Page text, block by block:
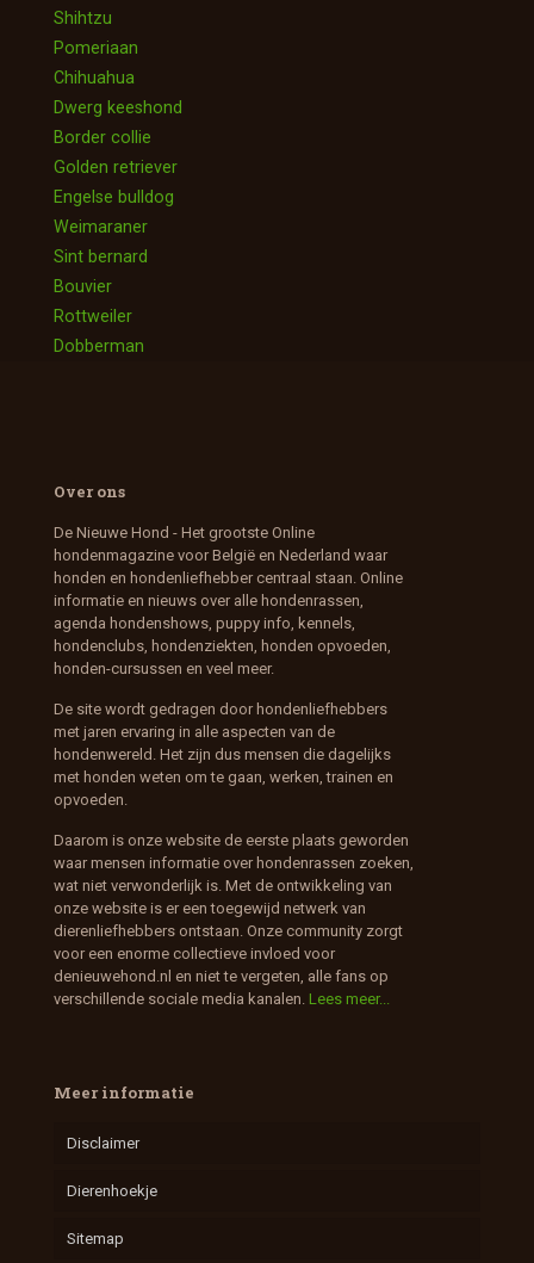
Shihtzu
Pomeriaan
Chihuahua
Dwerg keeshond
Border collie
Golden retriever
Engelse bulldog
Weimaraner
Sint bernard
Bouvier
Rottweiler
Dobberman
Over ons
De Nieuwe Hond - Het grootste Online
hondenmagazine voor België en Nederland waar
honden en hondenliefhebber centraal staan. Online
informatie en nieuws over alle hondenrassen,
agenda hondenshows, puppy info, kennels,
hondenclubs, hondenziekten, honden opvoeden,
honden-cursussen en veel meer.
De site wordt gedragen door hondenliefhebbers
met jaren ervaring in alle aspecten van de
hondenwereld. Het zijn dus mensen die dagelijks
met honden weten om te gaan, werken, trainen en
opvoeden.
Daarom is onze website de eerste plaats geworden
waar mensen informatie over hondenrassen zoeken,
wat niet verwonderlijk is. Met de ontwikkeling van
onze website is er een toegewijd netwerk van
dierenliefhebbers ontstaan. Onze community zorgt
voor een enorme collectieve invloed voor
denieuwehond.nl en niet te vergeten, alle fans op
verschillende sociale media kanalen. Lees meer...
Meer informatie
Disclaimer
Dierenhoekje
Sitemap